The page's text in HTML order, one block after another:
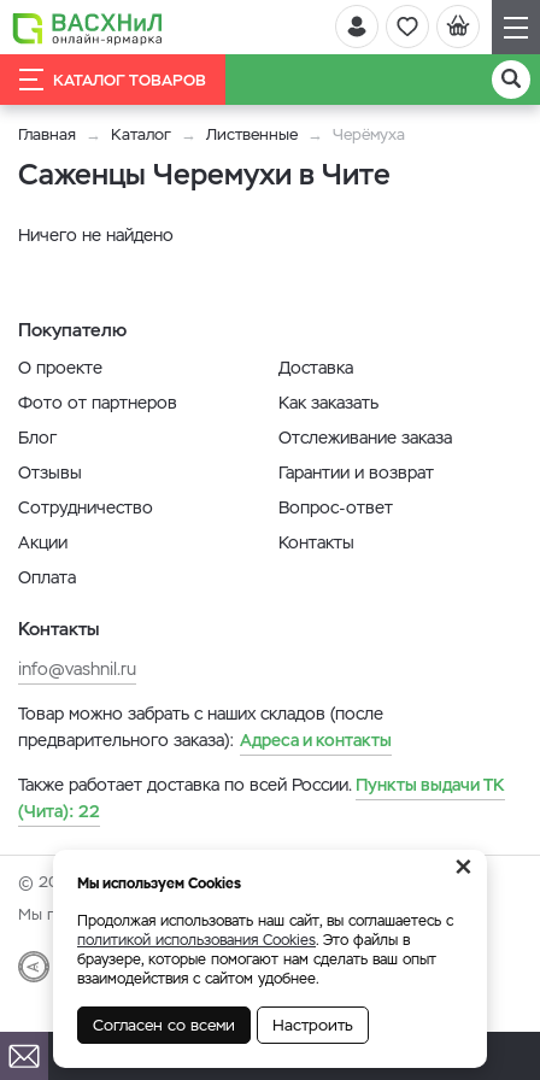
КАТАЛОГ ТОВАРОВ
Главная Каталог Лиственные Черёмуха
Саженцы Черемухи в Чите
Ничего не найдено
Покупателю
О проекте
Фото от партнеров
Блог
Отзывы
Сотрудничество
Акции
Оплата
Доставка
Как заказать
Отслеживание заказа
Гарантии и возврат
Вопрос-ответ
Контакты
Контакты
info@vashnil.ru
Товар можно забрать с наших складов (после
предварительного заказа): Адреса и контакты
Также работает доставка по всей России. Пункты выдачи ТК
(Чита): 22
© 2026 Онлайн-ярмарка ВАСХНиЛ.
Мы принимаем:
Разработка|Веб-аналитика
×
Мы используем Cookies
Продолжая использовать наш сайт, вы соглашаетесь с
политикой использования Cookies. Это файлы в
браузере, которые помогают нам сделать ваш опыт
взаимодействия с сайтом удобнее.
Согласен со всеми Настроить